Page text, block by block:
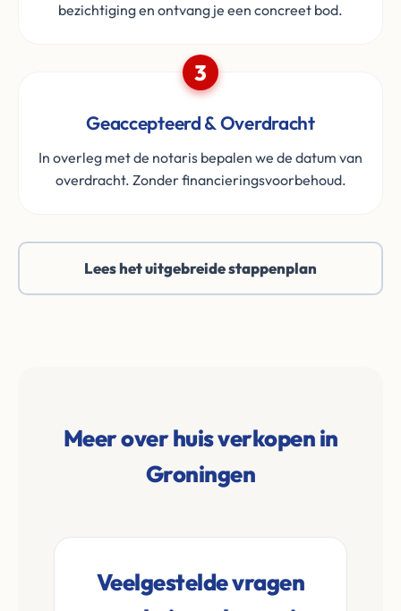
bezichtiging en ontvang je een concreet bod.
3
Geaccepteerd & Overdracht
In overleg met de notaris bepalen we de datum van
overdracht. Zonder financieringsvoorbehoud.
Lees het uitgebreide stappenplan
Meer over huis verkopen in
Groningen
Veelgestelde vragen